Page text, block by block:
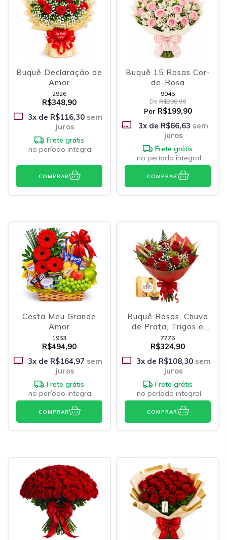
Buquê Declaração de
Amor
2926
R$348,90
3x de R$116,30sem
juros
Frete grátis
no período integral
COMPRAR
Buquê 15 Rosas Cor-
de-Rosa
9045
De R$298,90
Por R$199,90
3x de R$66,63 sem
juros
Frete grátis
no período integral
COMPRAR
Cesta Meu Grande
Amor
1953
R$494,90
3x de R$164,97 sem
juros
Frete grátis
no período integral
COMPRAR
Buquê Rosas, Chuva
de Prata, Trigos e
Ferrero
7775
R$324,90
3x de R$108,30sem
juros
Frete grátis
no período integral
COMPRAR